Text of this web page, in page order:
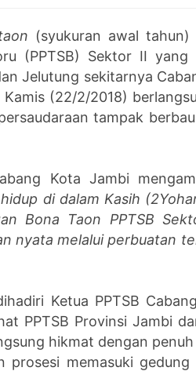
(syukuran awal tahun)
(PPTSB) Sektor II yang
Jelutung sekitarnya
(22/2/2018)
tampak
Kota Jambi
di dalam Kasih
Bona Taon PPTSB
nyata melalui perbuatan
Ketua PPTSB
PPTSB Provinsi Jambi
hikmat dengan
prosesi memasuki